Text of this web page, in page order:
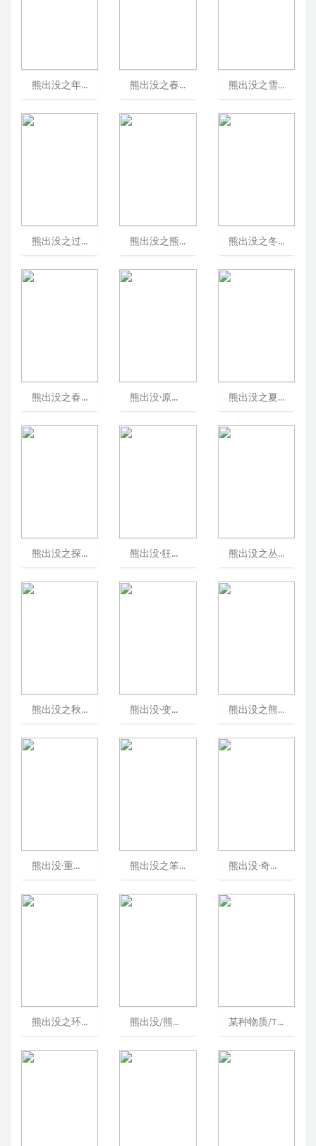
熊出没之年货/BoonieBears:Robo-Rumble[可播放] 熊出没之春夏秋冬/熊出没之四季篇[可播放] 熊出没之雪岭熊风/熊出没大电影2/BoonieBears:MysticalWinter[可播放]
熊出没之过年/BoonieBears:HomewardJourney[可播放] 熊出没之熊熊乐园/熊出没之熊熊乐园/熊熊乐园第一部[可播放] 熊出没之冬日乐翻天/熊出没5[可播放]
熊出没之春日对对碰/春日对对碰/熊出没4[可播放] 熊出没·原始时代/熊出没6/熊出没大电影6[可播放] 熊出没之夏日连连看/熊出没第六部[可播放]
熊出没之探险日记/熊出没：少年篇[可播放] 熊出没·狂野大陆/熊出没大电影7/熊出没科幻大电影[可播放] 熊出没之丛林总动员/熊出没之重返丛林/熊出没第三部[可播放]
熊出没之秋日团团转/熊出没第七部[可播放] 熊出没·变形记/熊出没5/熊出没大电影5[可播放] 熊出没之熊心归来/熊出没大电影3/BoonieBearsIII[可播放]
熊出没·重返地球/熊出没大电影8/BoonieBears：BacktoEarth[可播放] 熊出没之笨熊笨事/booniebears:Hick-City 熊出没·奇幻空间/熊出没之奇幻空间/熊出没大电影4[可播放]
熊出没之环球大冒险/熊出没第二部/熊出没2[可播放] 熊出没/熊出没第一部/BoonieBears[可播放] 某种物质/TheSubstance/完美物质(港)/惧裂(台)